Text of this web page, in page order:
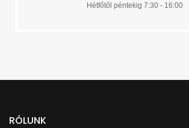
Hétfőtől péntekig 7:30 - 16:00
RÓLUNK